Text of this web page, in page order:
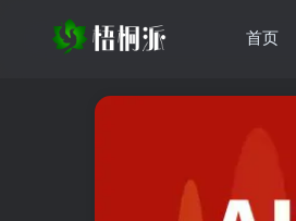
首页